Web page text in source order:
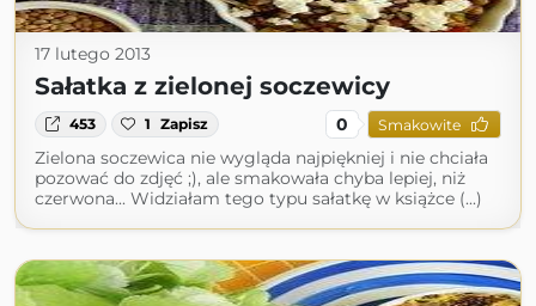
17 lutego 2013
Sałatka z zielonej soczewicy
453 1 Zapisz 0 Smakowite
Zielona soczewica nie wygląda najpiękniej i nie chciała
pozować do zdjęć ;), ale smakowała chyba lepiej, niż
czerwona... Widziałam tego typu sałatkę w książce (...)